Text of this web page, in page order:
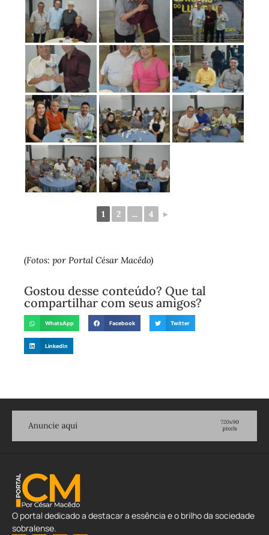
1 2 ... 4 ►
(Fotos: por Portal César Macêdo)
Gostou desse conteúdo? Que tal
compartilhar com seus amigos?
WhatsApp Facebook Twitter
LinkedIn
O portal dedicado a destacar a essência e o brilho da sociedade
sobralense.